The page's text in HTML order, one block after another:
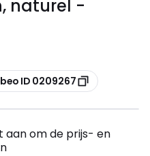
naturel -
ID 0209267
aan om de prijs- en